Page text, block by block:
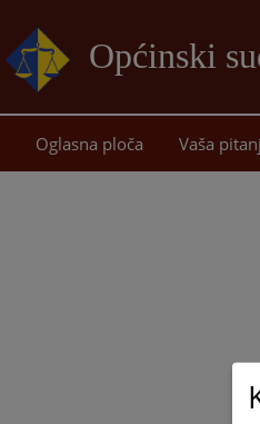
Općinski
Oglasna ploča Vaša